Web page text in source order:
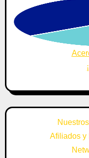
Afiliados y